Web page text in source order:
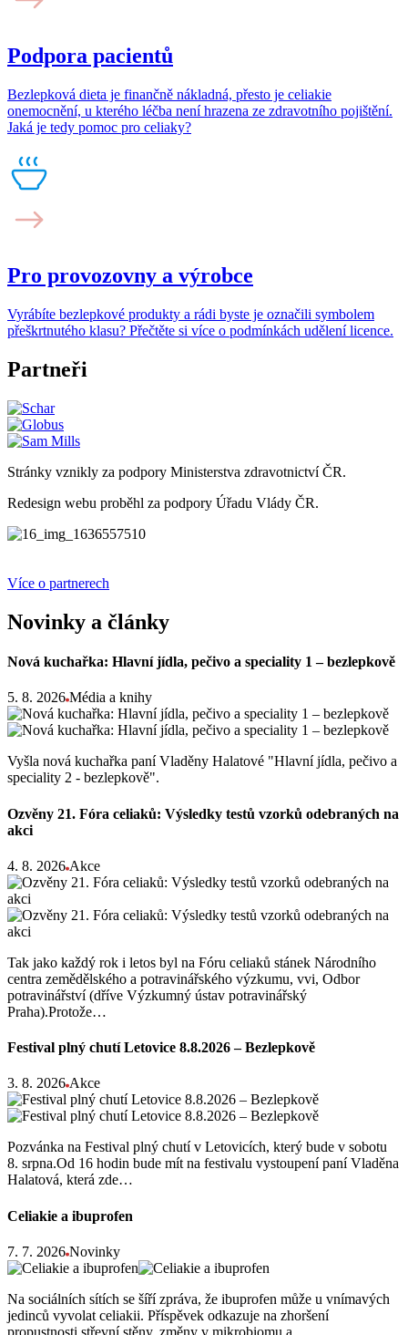
Podpora pacientů
Bezlepková dieta je finančně nákladná, přesto je celiakie
onemocnění, u kterého léčba není hrazena ze zdravotního pojištění.
Jaká je tedy pomoc pro celiaky?
Pro provozovny a výrobce
Vyrábíte bezlepkové produkty a rádi byste je označili symbolem
přeškrtnutého klasu? Přečtěte si více o podmínkách udělení licence.
Partneři
Stránky vznikly za podpory Ministerstva zdravotnictví ČR.
Redesign webu proběhl za podpory Úřadu Vlády ČR.
Více o partnerech
Novinky a články
Nová kuchařka: Hlavní jídla, pečivo a speciality 1 – bezlepkově
5. 8. 2026 Média a knihy
Vyšla nová kuchařka paní Vladěny Halatové "Hlavní jídla, pečivo a
speciality 2 - bezlepkově".
Ozvěny 21. Fóra celiaků: Výsledky testů vzorků odebraných na
akci
4. 8. 2026 Akce
Tak jako každý rok i letos byl na Fóru celiaků stánek Národního
centra zemědělského a potravinářského výzkumu, vvi, Odbor
potravinářství (dříve Výzkumný ústav potravinářský
Praha).Protože…
Festival plný chutí Letovice 8.8.2026 – Bezlepkově
3. 8. 2026 Akce
Pozvánka na Festival plný chutí v Letovicích, který bude v sobotu
8. srpna.Od 16 hodin bude mít na festivalu vystoupení paní Vladěna
Halatová, která zde…
Celiakie a ibuprofen
7. 7. 2026 Novinky
Na sociálních sítích se šíří zpráva, že ibuprofen může u vnímavých
jedinců vyvolat celiakii. Příspěvek odkazuje na zhoršení
propustnosti střevní stěny, změny v mikrobiomu a…